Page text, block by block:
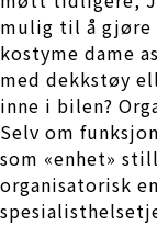
mulig til å gjøre
kostyme dame
med dekkstøy
inne i bilen?
Selv om
som «enhet»
organisatorisk